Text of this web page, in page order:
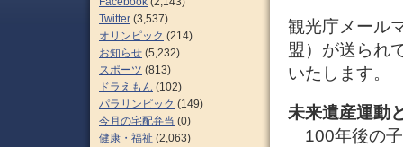
観光庁メール
盟）が送られ
いたします。
未来遺産運動
100年後の子
Twitter (3,537)
オリンピック (214)
お知らせ (5,232)
スポーツ (813)
ドラえもん (102)
パラリンピック (149)
今月の宅配弁当 (0)
健康・福祉 (2,063)